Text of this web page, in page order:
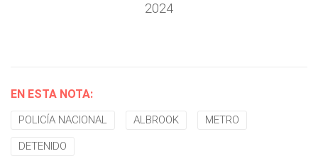
2024
EN ESTA NOTA:
POLICÍA NACIONAL ALBROOK METRO
DETENIDO